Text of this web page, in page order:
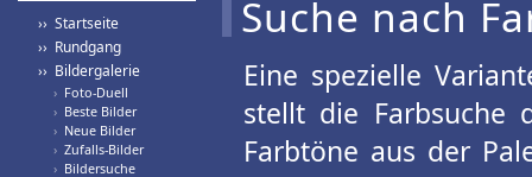
›› Startseite
›› Rundgang
›› Bildergalerie
› Foto-Duell
› Beste Bilder
› Neue Bilder
› Zufalls-Bilder
› Bildersuche
Suche nach
Eine spezielle
stellt die Farbsuche
Farbtöne aus der